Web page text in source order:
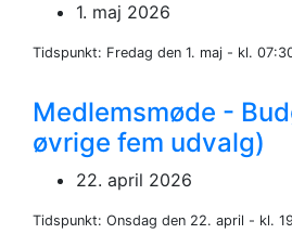
1. maj 2026
Tidspunkt: Fredag den 1. maj - kl.
Medlemsmøde -
øvrige fem udvalg)
22. april 2026
Tidspunkt: Onsdag den 22. april - kl.